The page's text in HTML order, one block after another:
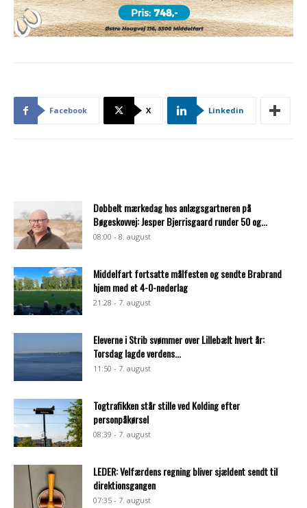
Facebook X Linkedin
Dobbelt mærkedag hos anlægsgartneren på
Bøgeskovvej: Jesper Bjerrisgaard runder 50 og...
08:00 - 8. august
Middelfart fortsatte målfesten og sendte Brabrand
hjem med et 4-0-nederlag
21:28 - 7. august
Eleverne i Strib svømmer over Lillebælt hvert år:
Torsdag lagde verdens...
11:50 - 7. august
Togtrafikken står stille ved Kolding efter
personpåkørsel
08:39 - 7. august
LEDER: Velfærdens regning bliver sjældent sendt til
direktionsgangen
07:35 - 7. august